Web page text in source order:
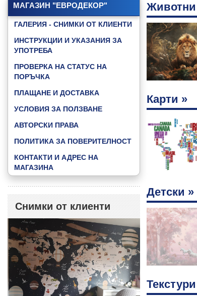
КАТАЛОГ "GOOD NIGHT BABY"
КАТАЛОГ "JUNGLE ANIMALS"
КАТАЛОГ "LITTLE FRIENDS"
КАТАЛОГ "MUSIC & DANCE"
КАТАЛОГ "SKY"
ВИЖ ВСИЧКИ КАТАЛОЗИ »
МАГАЗИН "ЕВРОДЕКОР"
ГАЛЕРИЯ - СНИМКИ ОТ КЛИЕНТИ
ИНСТРУКЦИИ И УКАЗАНИЯ ЗА
УПОТРЕБА
ПРОВЕРКА НА СТАТУС НА
ПОРЪЧКА
ПЛАЩАНЕ И ДОСТАВКА
УСЛОВИЯ ЗА ПОЛЗВАНЕ
АВТОРСКИ ПРАВА
ПОЛИТИКА ЗА ПОВЕРИТЕЛНОСТ
КОНТАКТИ И АДРЕС НА
МАГАЗИНА
Снимки от клиенти
Карти »
Детски »